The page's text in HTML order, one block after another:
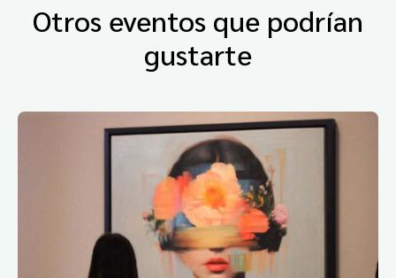
Otros eventos que podrían
gustarte